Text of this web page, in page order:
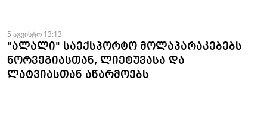
5 აგვისტო 13:13
"ალალი" საექსპორტო მოლაპარაკებებს
ნორვეგიასთან, ლიეტუვასა და
ლატვიასთან აწარმოებს